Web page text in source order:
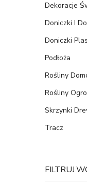
Dekoracje
Doniczki I
Doniczki
Podłoża
Rośliny
Rośliny
Skrzynki
Tracz
FILTRUJ